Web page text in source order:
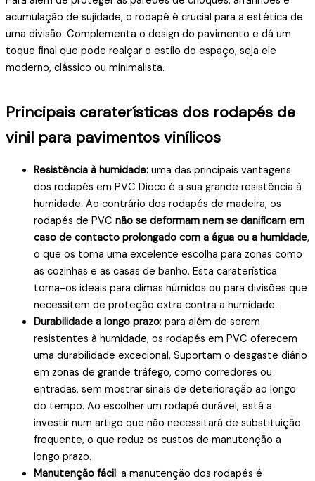
acumulação de sujidade, o rodapé é crucial para a estética de
uma divisão. Complementa o design do pavimento e dá um
toque final que pode realçar o estilo do espaço, seja ele
moderno, clássico ou minimalista.
Principais caraterísticas dos rodapés de
vinil para pavimentos vinílicos
Resistência à humidade: uma das principais vantagens
dos rodapés em PVC Dioco é a sua grande resistência à
humidade. Ao contrário dos rodapés de madeira, os
rodapés de PVC não se deformam nem se danificam em
caso de contacto prolongado com a água ou a humidade,
o que os torna uma excelente escolha para zonas como
as cozinhas e as casas de banho. Esta caraterística
torna-os ideais para climas húmidos ou para divisões que
necessitem de proteção extra contra a humidade.
Durabilidade a longo prazo: para além de serem
resistentes à humidade, os rodapés em PVC oferecem
uma durabilidade excecional. Suportam o desgaste diário
em zonas de grande tráfego, como corredores ou
entradas, sem mostrar sinais de deterioração ao longo
do tempo. Ao escolher um rodapé durável, está a
investir num artigo que não necessitará de substituição
frequente, o que reduz os custos de manutenção a
longo prazo.
Manutenção fácil: a manutenção dos rodapés é